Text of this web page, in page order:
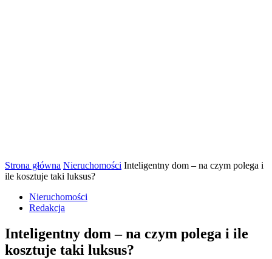
Strona główna Nieruchomości Inteligentny dom – na czym polega i
ile kosztuje taki luksus?
Nieruchomości
Redakcja
Inteligentny dom – na czym polega i ile
kosztuje taki luksus?